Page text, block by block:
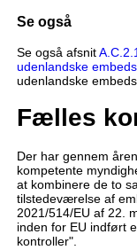
Se også
Se også afsnit
udenlandske
udenlandske
Fælles
Der har gennem
kompetente
at kombinere de to
tilstedeværelse af
2021/514/EU af 22.
inden for EU indført
kontroller".